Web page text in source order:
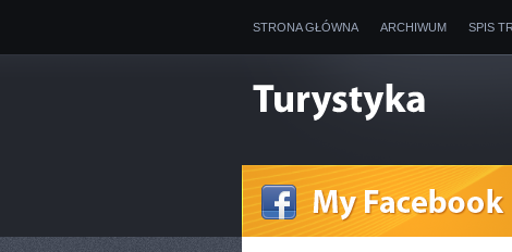
STRONA GŁÓWNA ARCHIWUM SPIS